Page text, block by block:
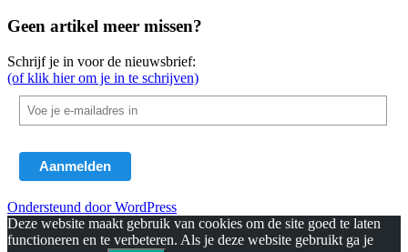
Geen artikel meer missen?
Schrijf je in voor de nieuwsbrief:
(of klik hier om je in te schrijven)
Ondersteund door WordPress
Deze website maakt gebruik van cookies om de site goed te laten
functioneren en te verbeteren. Als je deze website gebruikt ga je